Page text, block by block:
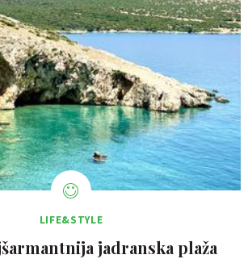
LIFE&STYLE
jadranska plaža